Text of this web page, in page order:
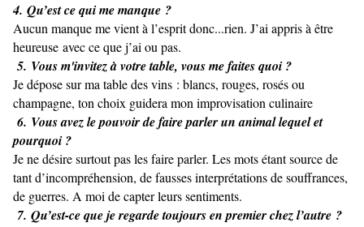
4. Qu’est ce qui me manque ?
Aucun manque me vient à l’esprit donc...rien. J’ai appris à être
heureuse avec ce que j’ai ou pas.
5. Vous m'invitez à votre table, vous me faites quoi ?
Je dépose sur ma table des vins : blancs, rouges, rosés ou
champagne, ton choix guidera mon improvisation culinaire
6. Vous avez le pouvoir de faire parler un animal lequel et
pourquoi ?
Je ne désire surtout pas les faire parler. Les mots étant source de
tant d’incompréhension, de fausses interprétations de souffrances,
de guerres. A moi de capter leurs sentiments.
7. Qu’est-ce que je regarde toujours en premier chez l’autre ?